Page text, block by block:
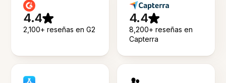
4.4
2,100+ reseñas en G2
4.4
8,200+ reseñas en
Capterra